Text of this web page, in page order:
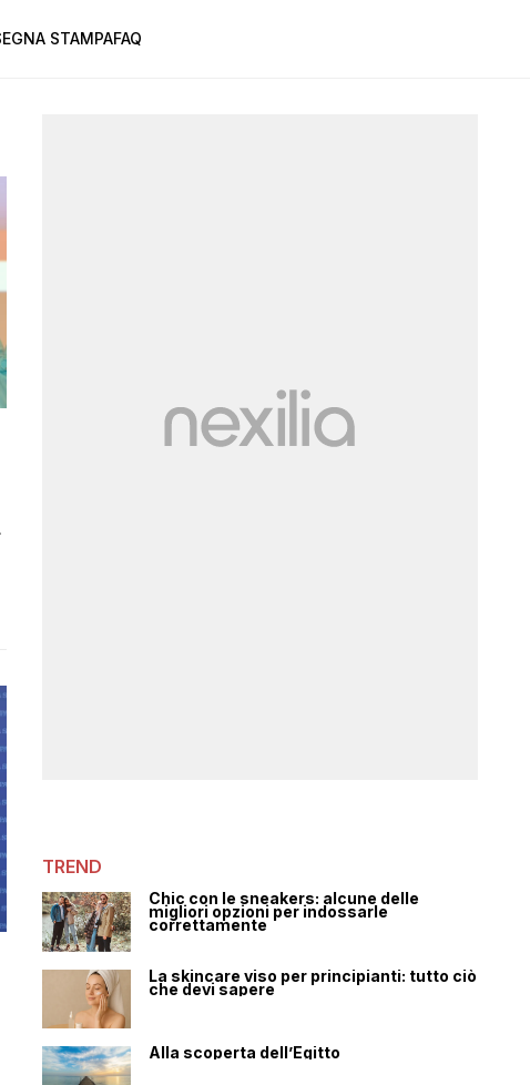
STAMPAFAQ
TREND
Chic con le sneakers: alcune delle
migliori opzioni per indossarle
correttamente
La skincare viso per principianti: tutto ciò
che devi sapere
Alla scoperta dell’Egitto